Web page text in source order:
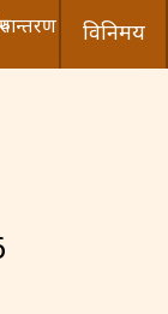
विनिमय